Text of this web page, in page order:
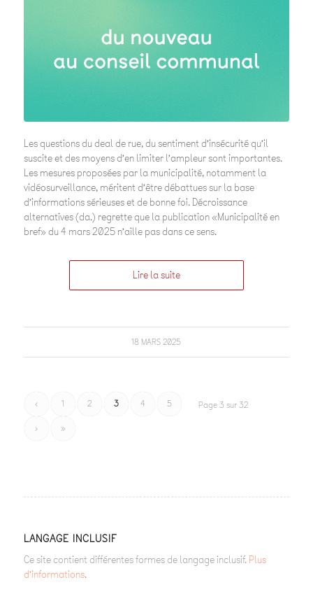
Les questions du deal de rue, du sentiment d’insécurité qu’il
suscite et des moyens d’en limiter l’ampleur sont importantes.
Les mesures proposées par la municipalité, notamment la
vidéosurveillance, méritent d’être débattues sur la base
d’informations sérieuses et de bonne foi. Décroissance
alternatives (da.) regrette que la publication «Municipalité en
bref» du 4 mars 2025 n’aille pas dans ce sens.
Lire la suite
18 MARS 2025
Page 3 sur 32
‹ 1 2 3 4 5
› »
LANGAGE INCLUSIF
Ce site contient différentes formes de langage inclusif. Plus
d’informations.